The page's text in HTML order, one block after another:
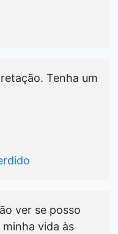
Tenha um
ver se posso
vida às